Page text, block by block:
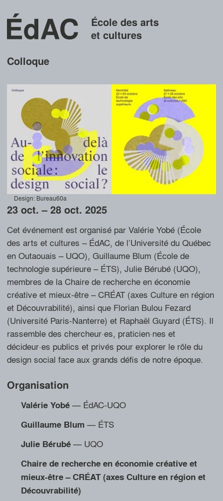
École des arts
et cultures
Colloque
Design: Bureau60a
23 oct. – 28 oct. 2025
Cet événement est organisé par Valérie Yobé (École
des arts et cultures – ÉdAC, de l’Université du Québec
en Outaouais – UQO), Guillaume Blum (École de
technologie supérieure – ÉTS), Julie Bérubé (UQO),
membres de la Chaire de recherche en économie
créative et mieux-être – CRÉAT (axes Culture en région
et Découvrabilité), ainsi que Florian Bulou Fezard
(Université Paris-Nanterre) et Raphaël Guyard (ÉTS). Il
rassemble des chercheur·es, praticien·nes et
décideur·es publics et privés pour explorer le rôle du
design social face aux grands défis de notre époque.
Organisation
ValérieYobé — ÉdAC-UQO
Guillaume Blum — ÉTS
Julie Bérubé — UQO
Chaire de recherche en économie créative et
mieux-être – CRÉAT (axes Culture en région et
Découvrabilité)